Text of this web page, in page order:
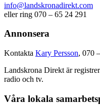
info@landskronadirekt.com
eller ring 070 – 65 24 291
Annonsera
Kontakta Kary Persson, 070
Landskrona Direkt är
radio och tv.
Våra lokala